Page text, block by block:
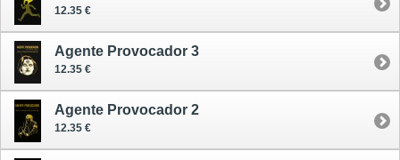
12.35 €
Agente Provocador 3
12.35 €
Agente Provocador 2
12.35 €